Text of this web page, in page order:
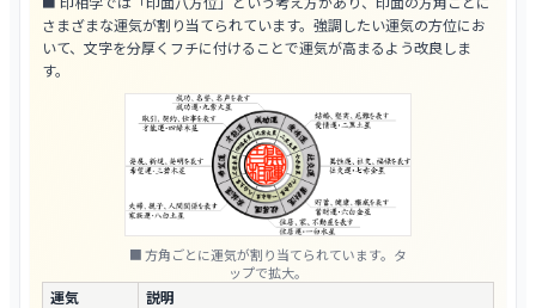
さまざまな運気が割り当てられています。強調したい運気の方位にお
いて、文字を分厚くフチに付けることで運気が高まるよう改良しま
す。
■ 方角ごとに運気が割り当てられています。タ
ップで拡大。
運気
説明